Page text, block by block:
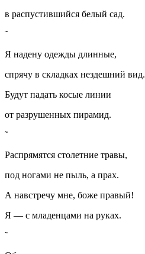
в распустившийся белый сад.
Я надену одежды длинные,
спрячу в складках нездешний вид.
Будут падать косые линии
от разрушенных пирамид.
Распрямятся столетние травы,
под ногами не пыль, а прах.
А навстречу мне, боже правый!
Я — с младенцами на руках.